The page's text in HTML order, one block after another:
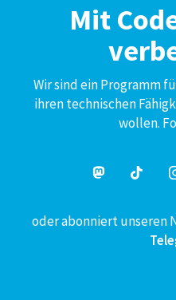
Mit
Wir sind ein Programm
ihren technischen
wollen.
oder abonniert unseren